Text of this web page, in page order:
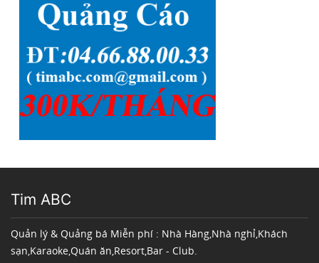
Tim ABC
Quản lý & Quảng bá Miễn phí : Nhà Hàng,Nhà nghỉ,Khách
sạn,Karaoke,Quán ăn,Resort,Bar - Club.